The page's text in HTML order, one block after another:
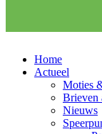
Home
Actueel
Moties
Brieven
Nieuws